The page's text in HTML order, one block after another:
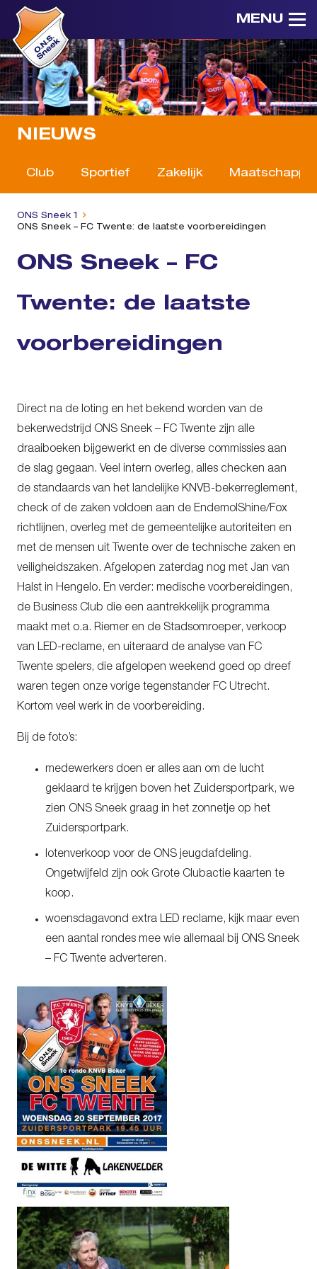
MENU
NIEUWS
Club Sportief Zakelijk
ONS Sneek 1
ONS Sneek – FC Twente: de laatste voorbereidingen
ONS Sneek – FC
Twente: de laatste
voorbereidingen
Direct na de loting en het bekend worden van de
bekerwedstrijd ONS Sneek – FC Twente zijn alle
draaiboeken bijgewerkt en de diverse commissies aan
de slag gegaan. Veel intern overleg, alles checken aan
de standaards van het landelijke KNVB-bekerreglement,
check of de zaken voldoen aan de EndemolShine/Fox
richtlijnen, overleg met de gemeentelijke autoriteiten en
met de mensen uit Twente over de technische zaken en
veiligheidszaken. Afgelopen zaterdag nog met Jan van
Halst in Hengelo. En verder: medische voorbereidingen,
de Business Club die een aantrekkelijk programma
maakt met o.a. Riemer en de Stadsomroeper, verkoop
van LED-reclame, en uiteraard de analyse van FC
Twente spelers, die afgelopen weekend goed op dreef
waren tegen onze vorige tegenstander FC Utrecht.
Kortom veel werk in de voorbereiding.
Bij de foto’s:
medewerkers doen er alles aan om de lucht
geklaard te krijgen boven het Zuidersportpark, we
zien ONS Sneek graag in het zonnetje op het
Zuidersportpark.
lotenverkoop voor de ONS jeugdafdeling.
Ongetwijfeld zijn ook Grote Clubactie kaarten te
koop.
woensdagavond extra LED reclame, kijk maar even
een aantal rondes mee wie allemaal bij ONS Sneek
– FC Twente adverteren.